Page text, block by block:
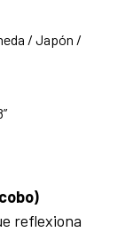
/ Japón /
reflexiona